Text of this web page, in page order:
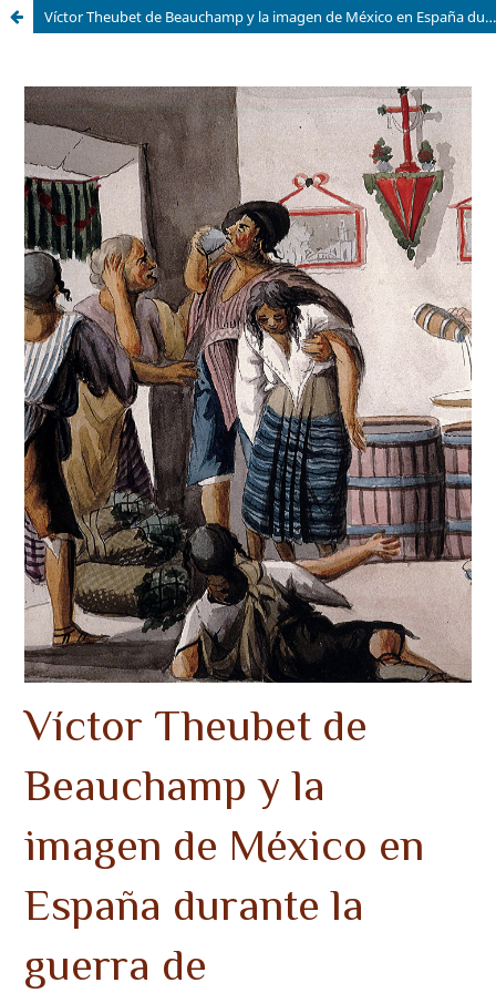
Víctor Theubet de Beauchamp y la imagen de México en España durante la guerra de Independencia, 1810-1821.